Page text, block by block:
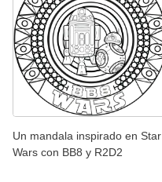
Un mandala inspirado en Star
Wars con BB8 y R2D2